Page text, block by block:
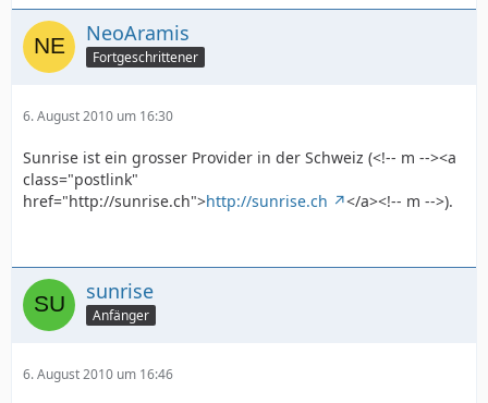
NeoAramis
Fortgeschrittener
6. August 2010 um 16:30
Sunrise ist ein grosser Provider in der Schweiz (<!-- m --><a
class="postlink"
href="http://sunrise.ch">http://sunrise.ch </a><!-- m -->).
sunrise
Anfänger
6. August 2010 um 16:46